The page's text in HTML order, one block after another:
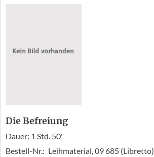
Die Befreiung
Dauer: 1 Std. 50'
Bestell-Nr.: Leihmaterial, 09 685 (Libretto)